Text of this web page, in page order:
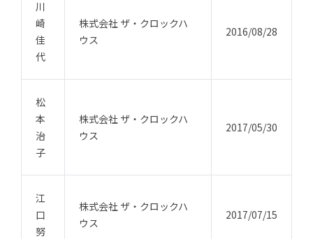
川
崎
佳
代
株式会社 ザ・クロックハ
ウス
2016/08/28
松
本
治
子
株式会社 ザ・クロックハ
ウス
2017/05/30
江
口
努
株式会社 ザ・クロックハ
ウス
2017/07/15